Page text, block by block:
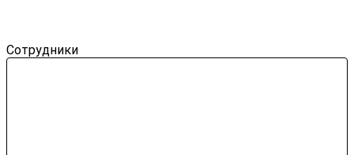
Сотрудники